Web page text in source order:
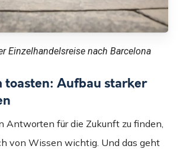
Einzelhandelsreise nach Barcelona
toasten: Aufbau starker
Antworten für die Zukunft zu finden,
von Wissen wichtig. Und das geht